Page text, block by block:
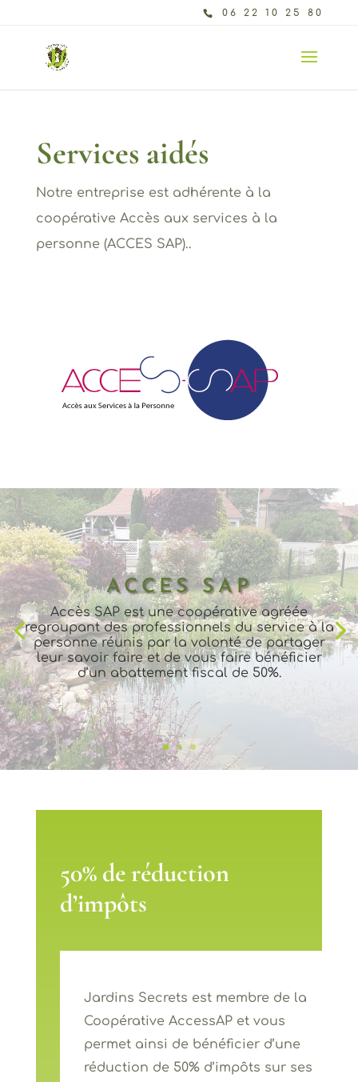
06 22 10 25 80
Services aidés
Notre entreprise est adhérente à la
coopérative Accès aux services à la
personne (ACCES SAP)..
ACCES SAP
Accès SAP est une coopérative agréée
regroupant des professionnels du service à la
personne réunis par la volonté de partager
leur savoir faire et de vous faire bénéficier
d’un abattement fiscal de 50%.
50% de réduction
d’impôts
Jardins Secrets est membre de la
Coopérative AccessAP et vous
permet ainsi de bénéficier d’une
réduction de 50% d’impôts sur ses